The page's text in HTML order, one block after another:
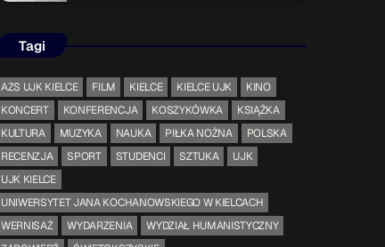
Tagi
AZS UJK KIELCE FILM KIELCE KIELCE UJK
KINO
KONCERT
KONFERENCJA KOSZYKÓWKA
KSIĄŻKA
KULTURA
MUZYKA NAUKA PIŁKA NOŻNA
POLSKA
RECENZJA
SPORT STUDENCI SZTUKA
UJK
UJK KIELCE
UNIWERSYTET JANA KOCHANOWSKIEGO W KIELCACH
WERNISAŻ
WYDARZENIA
WYDZIAŁ HUMANISTYCZNY